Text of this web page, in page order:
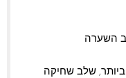
השערה
ביותר, שלב שחיקה